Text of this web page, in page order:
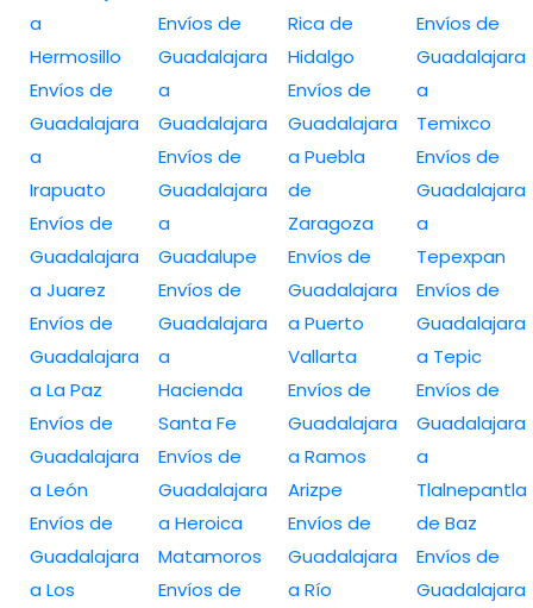
a
Hermosillo
Envíos de
Guadalajara
a
Irapuato
Envíos de
Guadalajara
a Juarez
Envíos de
Guadalajara
a La Paz
Envíos de
Guadalajara
a León
Envíos de
Guadalajara
a Los
Envíos de
Guadalajara
a
Guadalajara
Envíos de
Guadalajara
a
Guadalupe
Envíos de
Guadalajara
a
Hacienda
Santa Fe
Envíos de
Guadalajara
a Heroica
Matamoros
Envíos de
Rica de
Hidalgo
Envíos de
Guadalajara
a Puebla
de
Zaragoza
Envíos de
Guadalajara
a Puerto
Vallarta
Envíos de
Guadalajara
a Ramos
Arizpe
Envíos de
Guadalajara
a Río
Envíos de
Guadalajara
a
Temixco
Envíos de
Guadalajara
a
Tepexpan
Envíos de
Guadalajara
a Tepic
Envíos de
Guadalajara
a
Tlalnepantla
de Baz
Envíos de
Guadalajara